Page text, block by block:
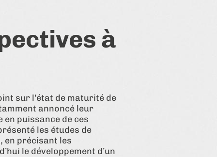
à
sur l’état de maturité de
annoncé leur
puissance de ces
les études de
en précisant les
le développement d’un